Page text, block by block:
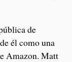
de
él como una
Amazon. Matt